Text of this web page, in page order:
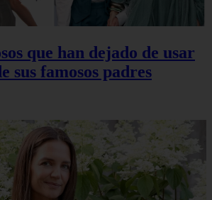
que han dejado de usar
sus famosos padres